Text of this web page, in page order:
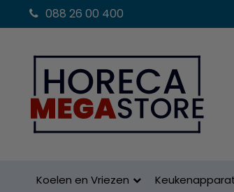
088 26 00 400
Koelen en Vriezen